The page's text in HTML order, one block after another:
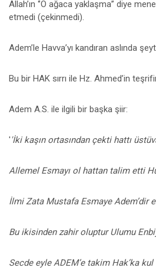
Allah’ın ‘’O ağaca yaklaşma’’ diye
etmedi (çekinmedi).
Adem’le Havva’yı kandıran aslında
Bu bir HAK sırrı ile Hz. Ahmed’in
Adem A.S. ile ilgili bir başka şiir:
' 'İki kaşın ortasından çekti hattı
Allemel Esmayı ol hattan talim etti
İlmi Zata Mustafa Esmaye Adem’dir
Bu ikisinden zahir oluptur Ulumu
Secde eyle ADEM’e takim Hak’ka kul